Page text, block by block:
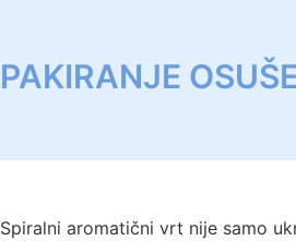
PAKIRANJE
Spiralni aromatični vrt nije samo